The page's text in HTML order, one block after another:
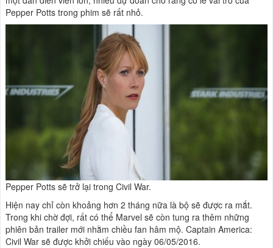
Pepper Potts trong phim sẽ rất nhỏ.
Pepper Potts sẽ trở lại trong Civil War.
Hiện nay chỉ còn khoảng hơn 2 tháng nữa là bộ sẽ được ra mắt.
Trong khi chờ đợi, rất có thể Marvel sẽ còn tung ra thêm những
phiên bản trailer mới nhằm chiều fan hâm mộ. Captain America:
Civil War sẽ được khởi chiếu vào ngày 06/05/2016.